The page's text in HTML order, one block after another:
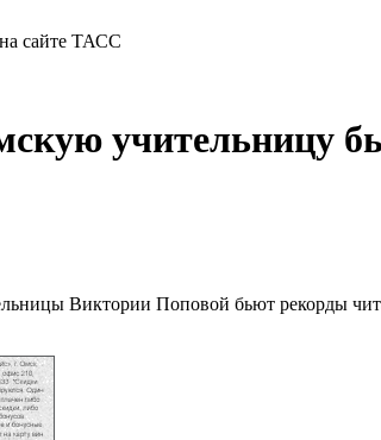
сайте ТАСС
учительницу
Виктории Поповой бьют рекорды